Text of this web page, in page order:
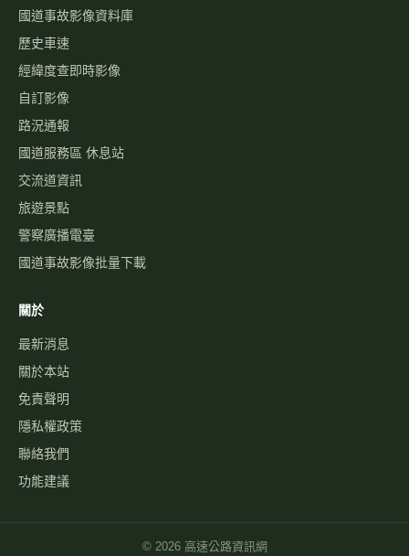
國道事故影像資料庫
歷史車速
經緯度查即時影像
自訂影像
路況通報
國道服務區 休息站
交流道資訊
旅遊景點
警察廣播電臺
國道事故影像批量下載
關於
最新消息
關於本站
免責聲明
隱私權政策
聯絡我們
功能建議
© 2026高速公路資訊網